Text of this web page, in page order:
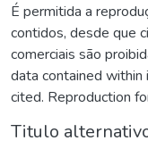
É permitida a
contidos, desde que
comerciais são
data contained
cited. Reproduction
Titulo